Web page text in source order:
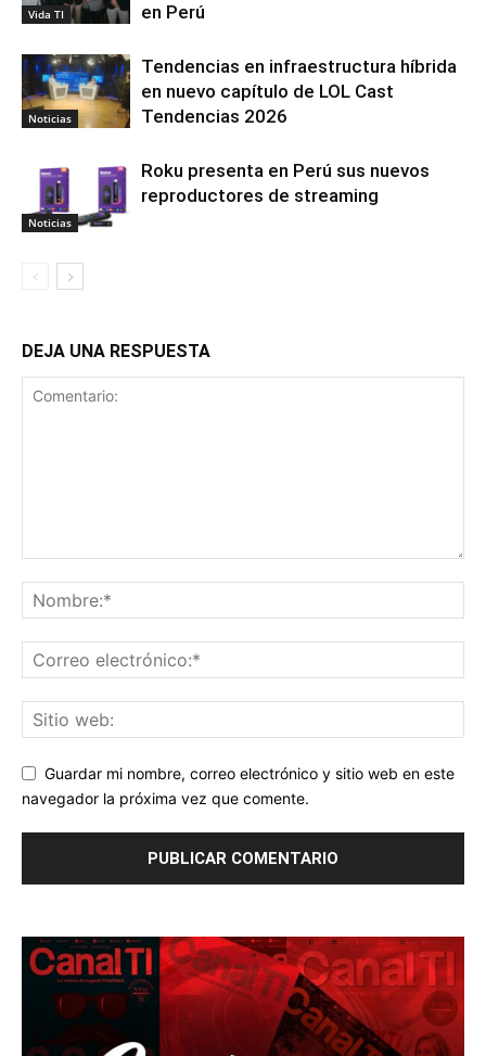
Vida TI en Perú
Noticias
Tendencias en infraestructura híbrida
en nuevo capítulo de LOL Cast
Tendencias 2026
Noticias
Roku presenta en Perú sus nuevos
reproductores de streaming
DEJA UNA RESPUESTA
Guardar mi nombre, correo electrónico y sitio web en este
navegador la próxima vez que comente.